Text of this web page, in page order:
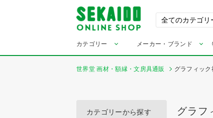
カテゴリー メーカー・ブランド
世界堂 画材・額縁・文房具通販 グラフィック
グラフ
カテゴリーから探す